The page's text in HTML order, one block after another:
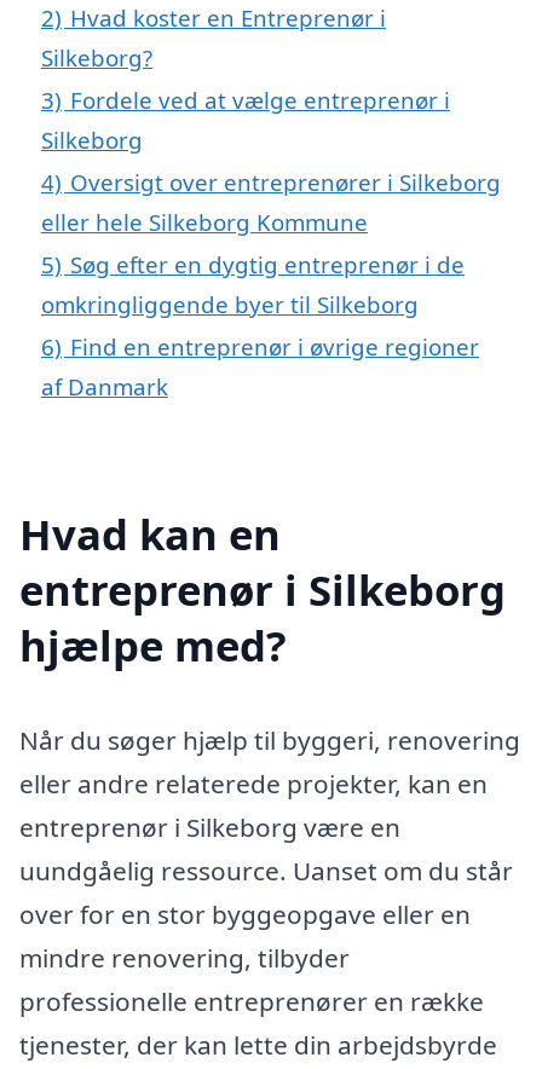
2) Hvad koster en Entreprenør i
Silkeborg?
3) Fordele ved at vælge entreprenør i
Silkeborg
4) Oversigt over entreprenører i Silkeborg
eller hele Silkeborg Kommune
5) Søg efter en dygtig entreprenør i de
omkringliggende byer til Silkeborg
6) Find en entreprenør i øvrige regioner
af Danmark
Hvad kan en
entreprenør i Silkeborg
hjælpe med?
Når du søger hjælp til byggeri, renovering
eller andre relaterede projekter, kan en
entreprenør i Silkeborg være en
uundgåelig ressource. Uanset om du står
over for en stor byggeopgave eller en
mindre renovering, tilbyder
professionelle entreprenører en række
tjenester, der kan lette din arbejdsbyrde